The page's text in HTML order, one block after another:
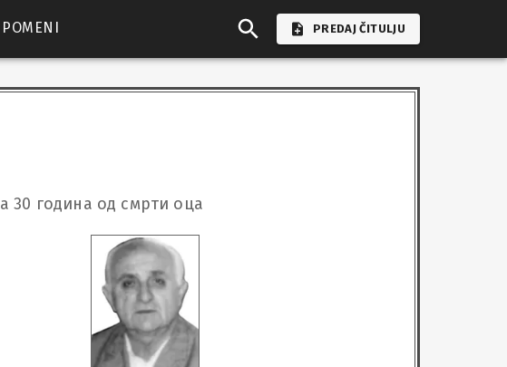
POMENI PREDAJ ČITULJU
30 година од смрти оца